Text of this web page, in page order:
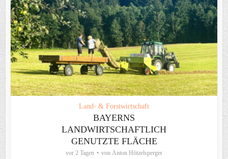
Land- & Forstwirtschaft
BAYERNS
LANDWIRTSCHAFTLICH
GENUTZTE FLÄCHE
vor 2 Tagen von Anton Hötzelsperger